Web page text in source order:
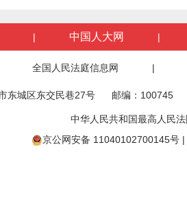
| 中国人大网 |
全国人民法庭信息网 |
东城区东交民巷27号 邮编：100745
中华人民共和国最高人民
京公网安备 11040102700145号 |